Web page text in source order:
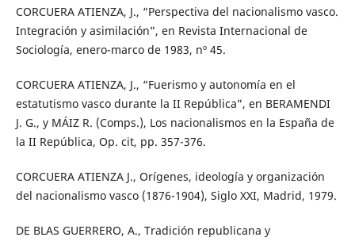
CORCUERA ATIENZA, J., “Perspectiva del nacionalismo vasco.
Integración y asimilación”, en Revista Internacional de
Sociología, enero-marco de 1983, nº 45.
CORCUERA ATIENZA, J., “Fuerismo y autonomía en el
estatutismo vasco durante la II República”, en BERAMENDI
J. G., y MÁIZ R. (Comps.), Los nacionalismos en la España de
la II República, Op. cit, pp. 357-376.
CORCUERA ATIENZA J., Orígenes, ideología y organización
del nacionalismo vasco (1876-1904), Siglo XXI, Madrid, 1979.
DE BLAS GUERRERO, A., Tradición republicana y